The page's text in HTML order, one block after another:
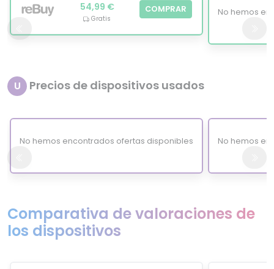
54,99 €
Gratis
COMPRAR No hemos
U Precios de dispositivos usados
No hemos encontrados ofertas disponibles No hemos
Comparativa de valoraciones de
los dispositivos